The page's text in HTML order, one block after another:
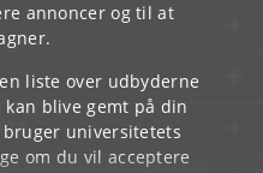
annoncer og til at
liste over udbyderne
kan blive gemt på din
universitetets
om du vil acceptere